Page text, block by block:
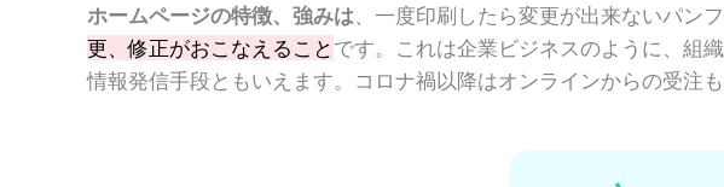
ホームページの特徴、強みは 、一度印刷したら変更が出来ないパン
更、修正がおこなえることです。これは企業ビジネスのように、組
情報発信手段ともいえます。コロナ禍以降はオンラインからの受注も